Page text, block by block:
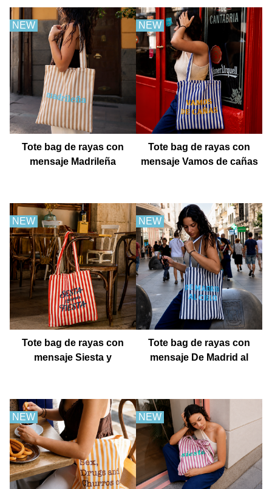
NEW
Tote bag de rayas con
mensaje Madrileña
NEW
Tote bag de rayas con
mensaje Vamos de cañas
NEW
Tote bag de rayas con
mensaje Siesta y
NEW
Tote bag de rayas con
mensaje De Madrid al
NEW NEW